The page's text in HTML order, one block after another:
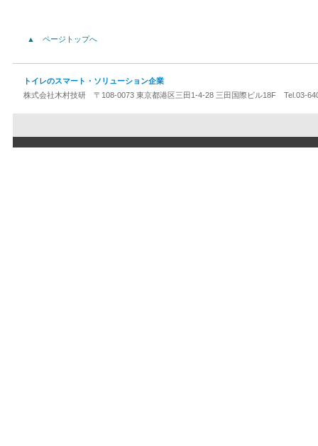
▲ ページトップへ
トイレのスマート・ソリューション企業
株式会社木村技研 〒108-0073 東京都港区三田1-4-28 三田国際ビル18F Tel.03-